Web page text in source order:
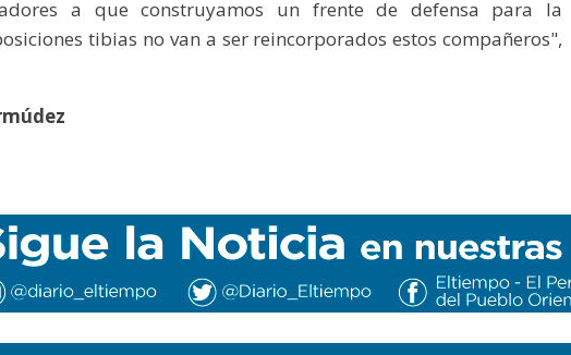
a que construyamos un frente de defensa para la
tibias no van a ser reincorporados estos compañeros",